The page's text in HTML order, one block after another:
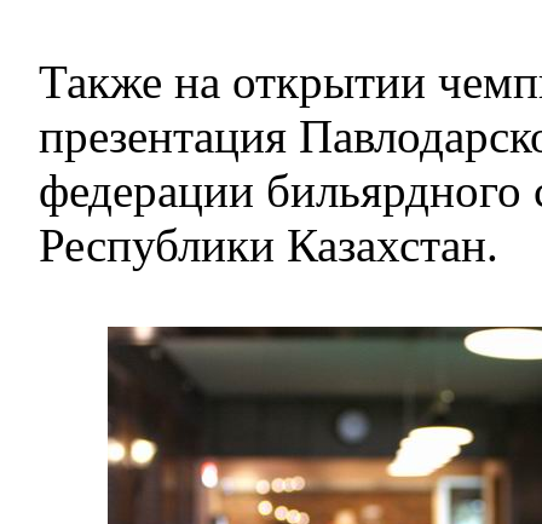
Также на открытии
презентация
федерации бильярдного
Республики Казахстан.